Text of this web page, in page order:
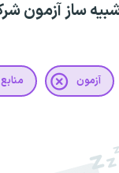
ساز آزمون
آزمون منابع